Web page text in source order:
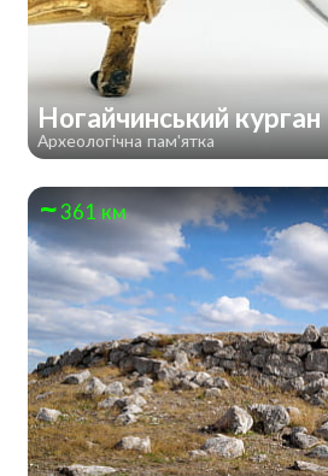
Ногайчинський курган
Археологічна пам'ятка
361 км